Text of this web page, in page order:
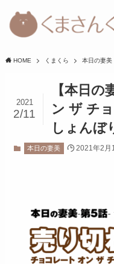
HOME くまくら 本日の妻美
【本日
ン ザ チ
しょんぼ
2021
2/11
本日の妻美 2021年2月